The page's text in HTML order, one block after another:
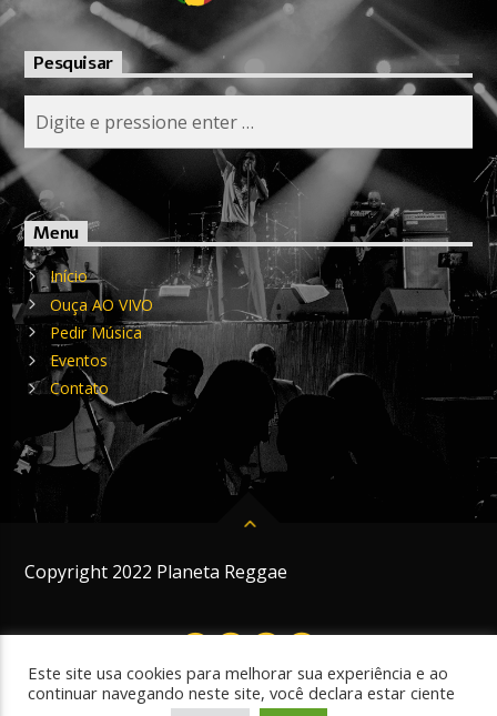
Pesquisar
Menu
Início
Ouça AO VIVO
Pedir Música
Eventos
Contato
Copyright 2022 Planeta Reggae
Este site usa cookies para melhorar sua experiência e ao
continuar navegando neste site, você declara estar ciente